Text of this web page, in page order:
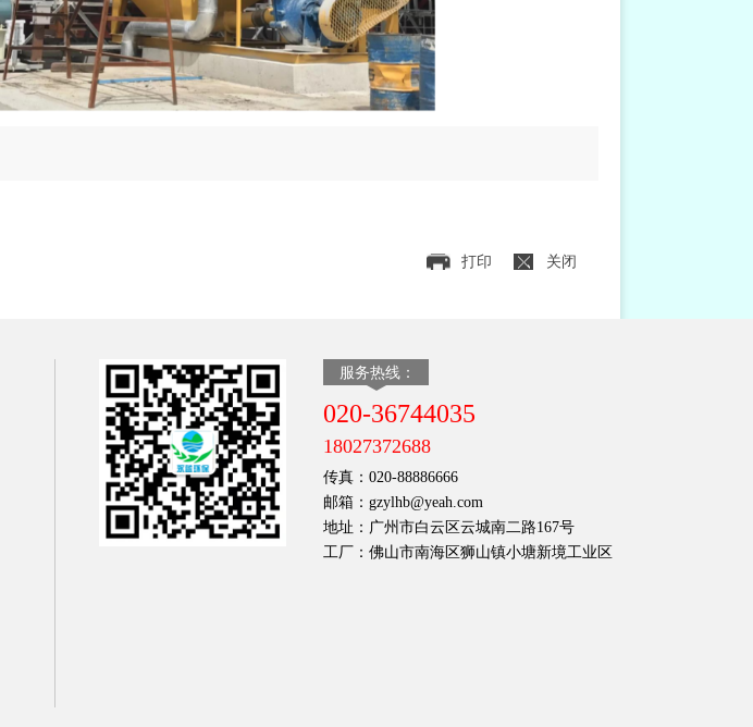
打印 关闭
服务热线：
020-36744035
18027372688
传真：020-88886666
邮箱：gzylhb@yeah.com
地址：广州市白云区云城南二路167号
工厂：佛山市南海区狮山镇小塘新境工业区